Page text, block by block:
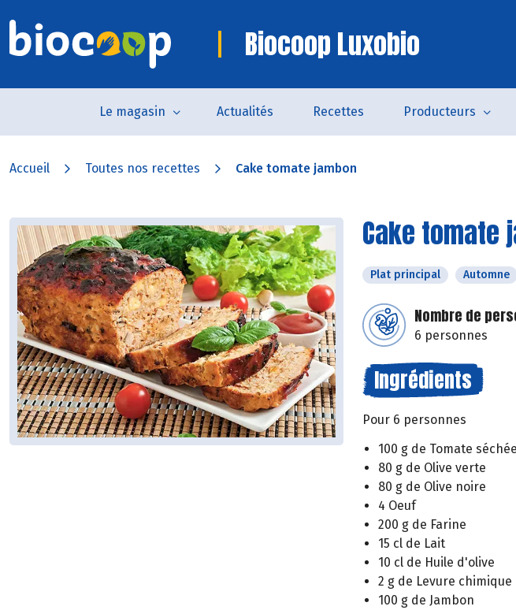
Biocoop Luxobio
Le magasin Actualités Recettes Producteurs
Accueil Toutes nos recettes Cake tomate jambon
Cake tomate
Plat principal Automne
Nombre de
6 personnes
Ingrédients
Pour 6 personnes
100 g de Tomate séchée
80 g de Olive verte
80 g de Olive noire
4 Oeuf
200 g de Farine
15 cl de Lait
10 cl de Huile d'olive
2 g de Levure chimique
100 g de Jambon